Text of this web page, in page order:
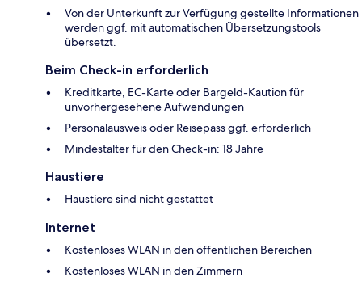
Von der Unterkunft zur Verfügung gestellte Informationen
werden ggf. mit automatischen Übersetzungstools
übersetzt.
Beim Check-in erforderlich
Kreditkarte, EC-Karte oder Bargeld-Kaution für
unvorhergesehene Aufwendungen
Personalausweis oder Reisepass ggf. erforderlich
Mindestalter für den Check-in: 18 Jahre
Haustiere
Haustiere sind nicht gestattet
Internet
Kostenloses WLAN in den öffentlichen Bereichen
Kostenloses WLAN in den Zimmern